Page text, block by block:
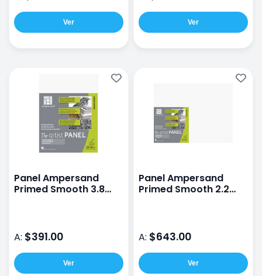
Ver Ver
Panel Ampersand
Primed Smooth 3.8
A: $391.00
Ver
Panel Ampersand
Primed Smooth 2.2
A: $643.00
Ver